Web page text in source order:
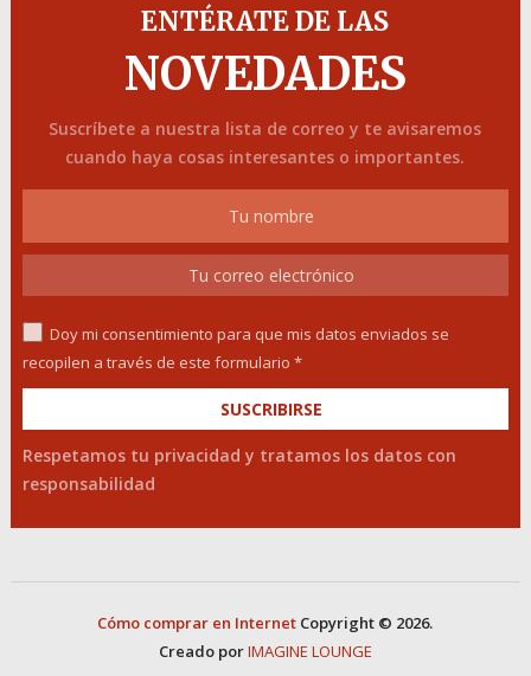
ENTÉRATE DE LAS
NOVEDADES
Suscríbete a nuestra lista de correo y te avisaremos
cuando haya cosas interesantes o importantes.
Doy mi consentimiento para que mis datos enviados se
recopilen a través de este formulario *
Respetamos tu privacidad y tratamos los datos con
responsabilidad
Cómo comprar en Internet Copyright © 2026.
Creado porIMAGINE LOUNGE